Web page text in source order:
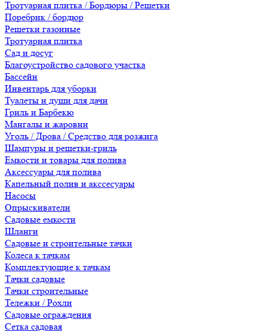
Тротуарная плитка / Бордюры / Решетки
Поребрик / бордюр
Решетки газонные
Тротуарная плитка
Сад и досуг
Благоустройство садового участка
Бассейн
Инвентарь для уборки
Туалеты и души для дачи
Гриль и Барбекю
Мангалы и жаровни
Уголь / Дрова / Средство для розжига
Шампуры и решетки-гриль
Емкости и товары для полива
Аксессуары для полива
Капельный полив и акссесуары
Насосы
Опрыскиватели
Садовые емкости
Шланги
Садовые и строительные тачки
Колеса к тачкам
Комплектующие к тачкам
Тачки садовые
Тачки строительные
Тележки / Рохли
Садовые ограждения
Сетка садовая